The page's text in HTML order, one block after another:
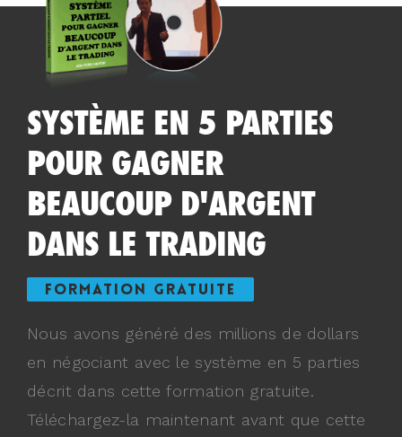
SYSTÈME EN 5 PARTIES
POUR GAGNER
BEAUCOUP D'ARGENT
DANS LE TRADING
FORMATION GRATUITE
Nous avons généré des millions de dollars
en négociant avec le système en 5 parties
décrit dans cette formation gratuite.
Téléchargez-la maintenant avant que cette